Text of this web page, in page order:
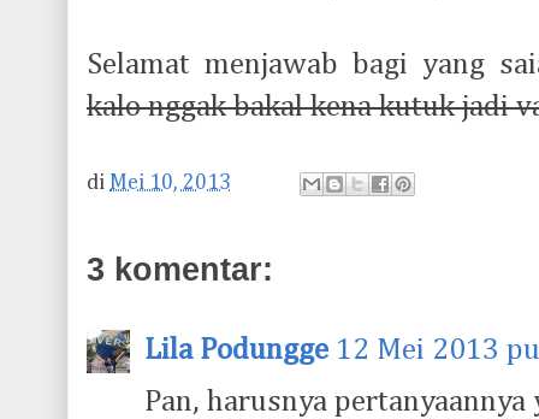
Selamat menjawab bagi yang
kalo nggak bakal kena kutuk jadi
di Mei 10, 2013
3 komentar:
Lila Podungge 12 Mei 2013
Pan, harusnya